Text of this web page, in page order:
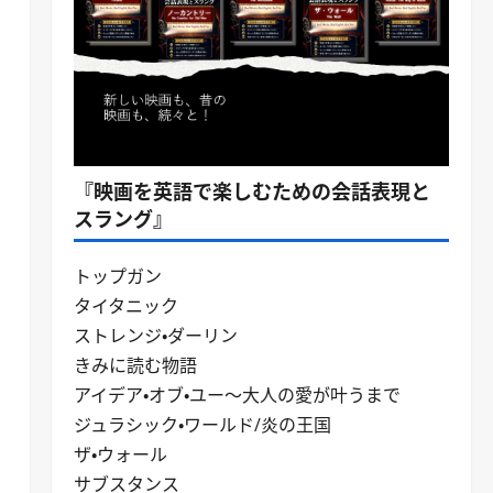
『映画を英語で楽しむための会話表現と
スラング』
トップガン
タイタニック
ストレンジ・ダーリン
きみに読む物語
アイデア・オブ・ユー～大人の愛が叶うまで
ジュラシック・ワールド/炎の王国
ザ・ウォール
サブスタンス